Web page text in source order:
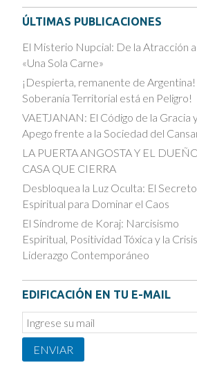
ÚLTIMAS PUBLICACIONES
El Misterio Nupcial: De la Atracción
«Una Sola Carne»
¡Despierta, remanente de Argentina!
Soberanía Territorial está en Peligro!
VAETJANAN: El Código de la Gracia
Apego frente a la Sociedad del
LA PUERTA ANGOSTA Y EL
CASA QUE CIERRA
Desbloquea la Luz Oculta: El Secreto
Espiritual para Dominar el Caos
El Síndrome de Koraj: Narcisismo
Espiritual, Positividad Tóxica y la
Liderazgo Contemporáneo
EDIFICACIÓN EN TU E-MAIL
Email
Subscription
ENVIAR